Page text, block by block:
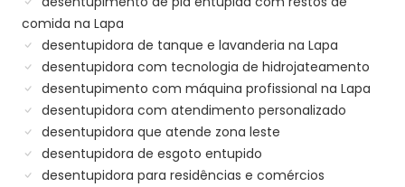
comida na Lapa
desentupidora de tanque e lavanderia na Lapa
desentupidora com tecnologia de hidrojateamento
desentupimento com máquina profissional na Lapa
desentupidora com atendimento personalizado
desentupidora que atende zona leste
desentupidora de esgoto entupido
desentupidora para residências e comércios